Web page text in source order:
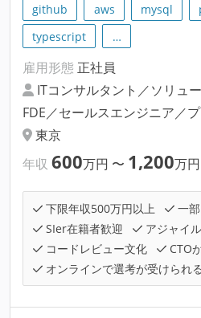
github aws mysql
typescript
…
雇用形態 正社員
ITコンサルタント／ソリュ
FDE／セールスエンジニア／
東京
年収 600万円 〜 1,200万円
下限年収500万円以上
一
SIer在籍者歓迎
アジャイ
コードレビュー文化
CTO
オンラインで選考が受けられる